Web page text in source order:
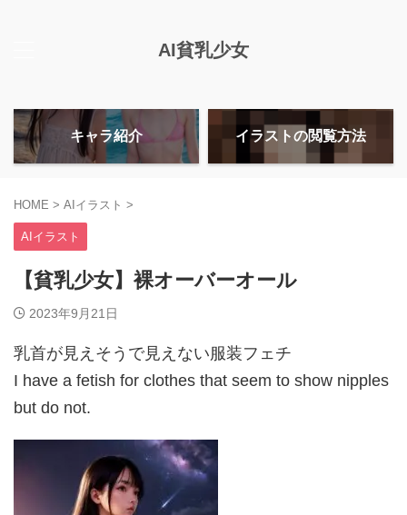
AI貧乳少女
キャラ紹介 イラストの閲覧方法
HOME > AIイラスト >
AIイラスト
【貧乳少女】裸オーバーオール
2023年9月21日
乳首が見えそうで見えない服装フェチ
I have a fetish for clothes that seem to show nipples
but do not.